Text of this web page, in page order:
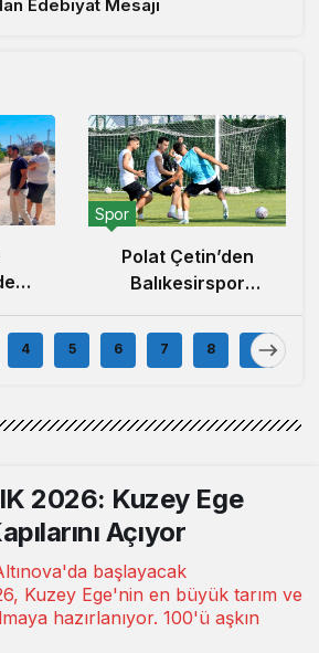
Edebiyat Mesajı
Spor
Polat Çetin’den
Balıkesirspor
Camiaların
Hedefleri
4 5 6 7 8 9
2026: Kuzey Ege
Açıyor
başlayacak
Kuzey Ege'nin en büyük tarım ve
hazırlanıyor. 100'ü aşkın